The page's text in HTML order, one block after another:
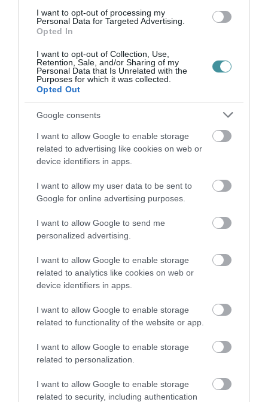
I want to opt-out of processing my
Personal Data for Targeted Advertising.
Opted In
I want to opt-out of Collection, Use,
Retention, Sale, and/or Sharing of my
Personal Data that Is Unrelated with the
Purposes for which it was collected.
Opted Out
Google consents
I want to allow Google to enable storage
related to advertising like cookies on web or
device identifiers in apps.
I want to allow my user data to be sent to
Google for online advertising purposes.
I want to allow Google to send me
personalized advertising.
I want to allow Google to enable storage
related to analytics like cookies on web or
device identifiers in apps.
I want to allow Google to enable storage
related to functionality of the website or app.
I want to allow Google to enable storage
related to personalization.
I want to allow Google to enable storage
related to security, including authentication
2024. április 06|Mindenki ügye
Magyar Péter újabb tüntetést tartott szombat délután Budapesten,
választás lehetőségét a népnek. A tömeg a Deák terrol átvonult
a Parl...
2024. április 10|Mindenki ügye
Az alábbi tájékoztatást adta Magyar Péter a közösségi oldalán:
Mivel a sajtóba már kiszivárgott, ezért megerősítem, hogy a
Talpra Magyarok Közössége a Tisztelet és Szabadság Párt
MAGYAR PÉTER: MA MAGYARORSZÁGNAK SZERETETRE, BÉKÉRE,
2024. május 06|Mindenki ügye
Ma Magyarországnak szeretetre, békére, az árkok betemetésére
van szüksége, olyan vezetésre, amely "nem hazudja magát
vidékinek és családbarátnak, nem hazudja magát kereszténynek
sem, mégis minden ...
GYORSHÍR: MAGYAR PÉTER SZERDÁN JÖN A MEGYÉBE, ESTE
EGERBEN FOG BESZÉDET MONDANI
2024. május 26| Környék ügye
Magyar Péter a közösségi oldalán jelentette be, hogy május 29-
én, szerdán érkezik Heves megyébe. Aznap több településre fog
mondani, azt...